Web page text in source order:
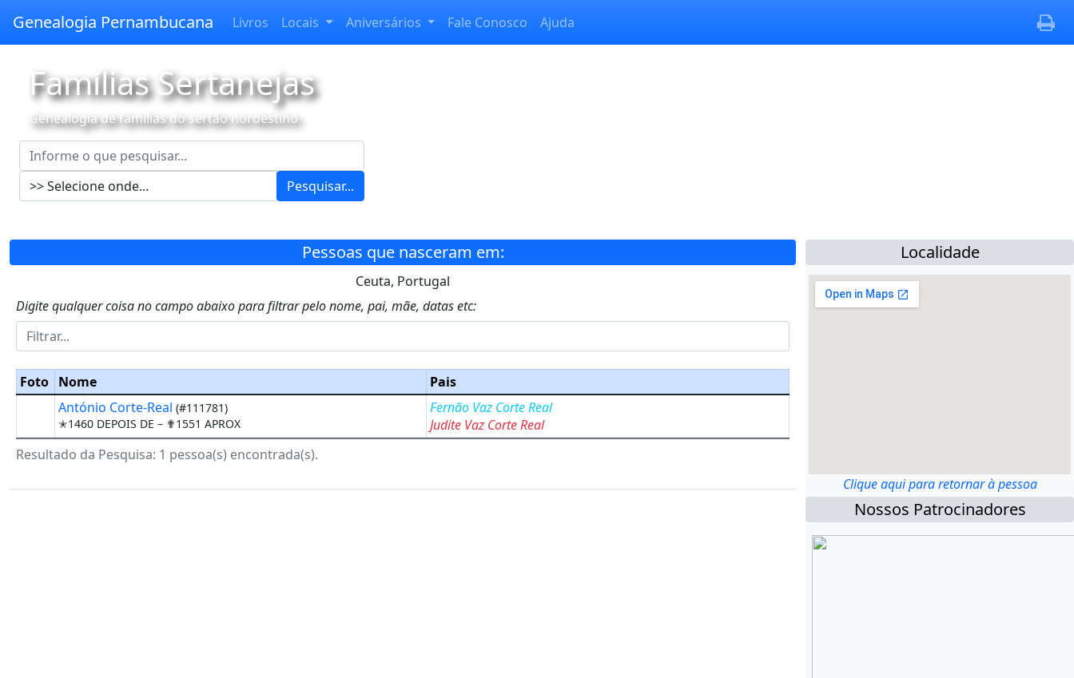
Genealogia Pernambucana Livros Locais Aniversários Fale Conosco Ajuda
Famílias Sertanejas
Genealogia de famílias do sertão nordestino
Pesquisar...
Pessoas que nasceram em:
Ceuta, Portugal
Digite qualquer coisa no campo abaixo para filtrar pelo nome, pai, mãe, datas etc:
Foto Nome
Pais
António Corte-Real (#111781)
✭1460 DEPOIS DE – ✟1551 APROX
Fernão Vaz Corte Real
Judite Vaz Corte Real
Resultado da Pesquisa: 1 pessoa(s) encontrada(s).
Localidade
Clique aqui para retornar à pessoa
Nossos Patrocinadores